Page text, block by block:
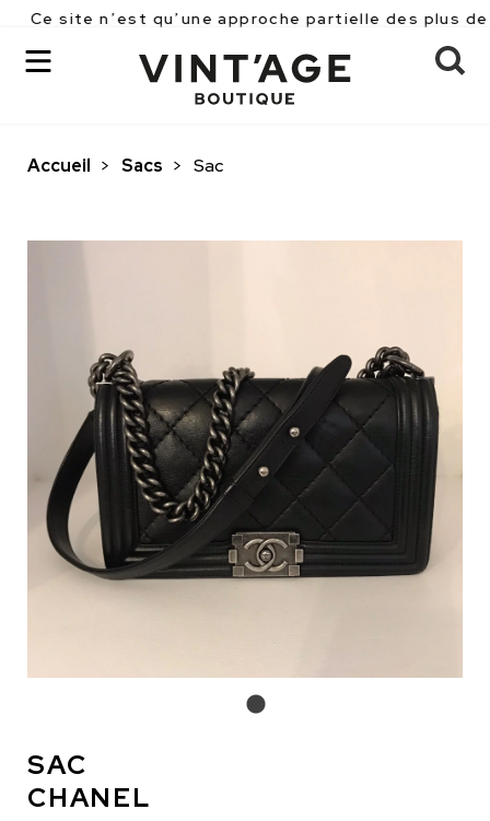
n’est qu’une approche partielle des plus de 2500
Accueil > Sacs > Sac
SAC
CHANEL